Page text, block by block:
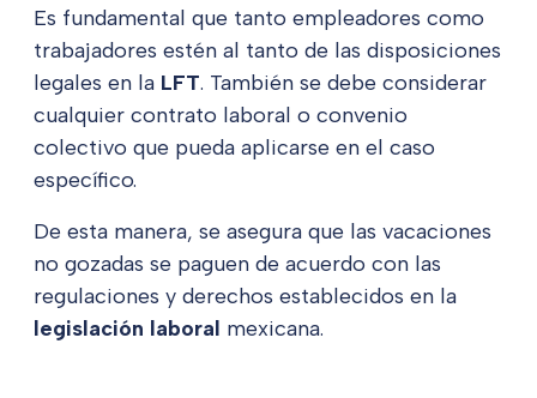
Es fundamental que tanto empleadores como
trabajadores estén al tanto de las disposiciones
legales en la LFT. También se debe considerar
cualquier contrato laboral o convenio
colectivo que pueda aplicarse en el caso
específico.
De esta manera, se asegura que las vacaciones
no gozadas se paguen de acuerdo con las
regulaciones y derechos establecidos en la
legislación laboral mexicana.